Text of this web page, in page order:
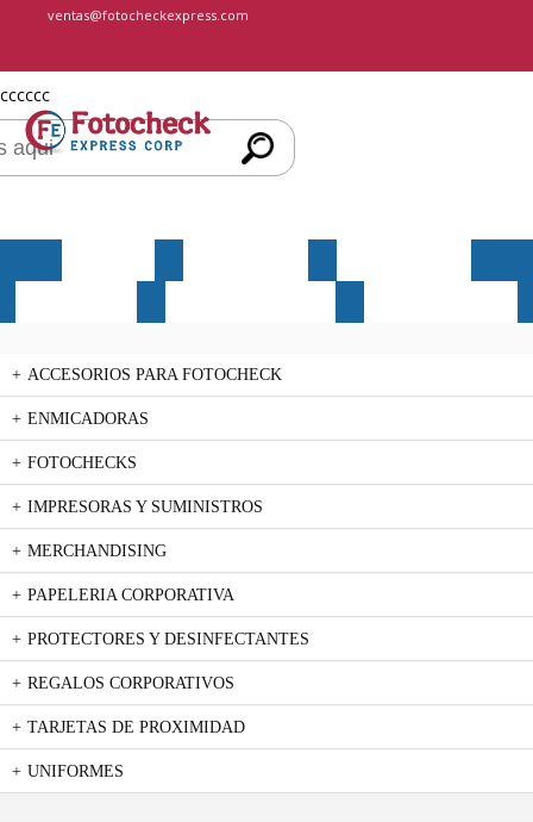
ventas@fotocheckexpress.com
cccccc
ACCESORIOS PARA FOTOCHECK
ENMICADORAS
FOTOCHECKS
IMPRESORAS Y SUMINISTROS
MERCHANDISING
PAPELERIA CORPORATIVA
PROTECTORES Y DESINFECTANTES
REGALOS CORPORATIVOS
TARJETAS DE PROXIMIDAD
UNIFORMES